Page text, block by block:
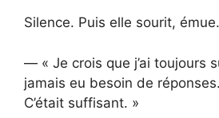
Silence. Puis elle sourit, émue.
— « Je crois que j’ai toujours
jamais eu besoin de
C’était suffisant. »